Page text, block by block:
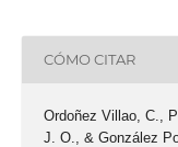
CÓMO CITAR
Ordoñez Villao, C.,
J. O., & González